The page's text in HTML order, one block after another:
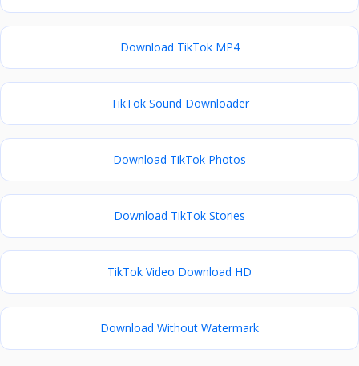
Download TikTok MP4
TikTok Sound Downloader
Download TikTok Photos
Download TikTok Stories
TikTok Video Download HD
Download Without Watermark